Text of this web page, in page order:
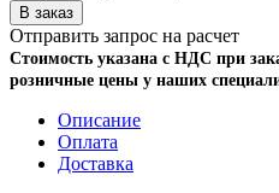
Отправить запрос на расчет
Стоимость указана с НДС при
розничные цены у наших
Описание
Оплата
Доставка